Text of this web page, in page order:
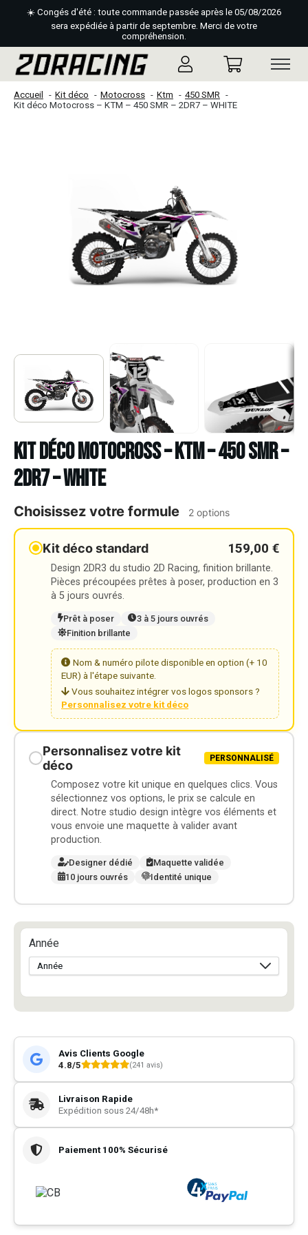
☀️ Congés d'été : toute commande passée après le 05/08/2026
sera expédiée à partir de septembre. Merci de votre
compréhension.
Accueil Kit déco Motocross Ktm
450 SMR
Kit déco Motocross – KTM – 450 SMR – 2DR7 – WHITE
Kit déco Motocross – KTM – 450 SMR –
2DR7 – WHITE
Choisissez votre formule 2 options
Kit déco standard 159,00 €
Design 2DR3 du studio 2D Racing, finition brillante.
Pièces précoupées prêtes à poser, production en 3
à 5 jours ouvrés.
Prêt à poser
3 à 5 jours ouvrés
Finition brillante
Nom & numéro pilote disponible en option (+ 10
EUR) à l'étape suivante.
Vous souhaitez intégrer vos logos sponsors ?
Personnalisez votre kit déco
Personnalisez votre kit
déco
PERSONNALISÉ
Composez votre kit unique en quelques clics. Vous
sélectionnez vos options, le prix se calcule en
direct. Notre studio design intègre vos éléments et
vous envoie une maquette à valider avant
production.
Designer dédié
Maquette validée
10 jours ouvrés
Identité unique
Année
Avis Clients Google
4.8/5
(241 avis)
Livraison Rapide
Expédition sous 24/48h*
Paiement 100% Sécurisé